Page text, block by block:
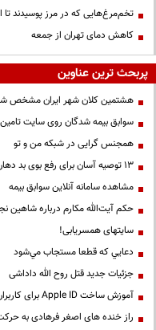
تخم‌مرغ‌هایی که در مرز پوسیدند تا
کاهش دمای تهران از جمعه
پربحث ترین عناوین
هشتمین کلان شهر ایران مشخص
سوابق بیمه شدگان روی سایت
همجنس گرایی در شبکه من و تو
13 توصیه آسان برای رفع بوی بد دهان
مشاهده سامانه آنلاين سوابق بیمه
حكم آيت‌الله مكارم درباره شاهين
سایتهای همسریابی!
دعايي كه قطعا مستجاب مي‌شود
جزئیات جدید قتل روح الله داداشی
آموزش ساخت Apple ID برای کاربران ایرانی
راز خنده های اصغر فرهادی به